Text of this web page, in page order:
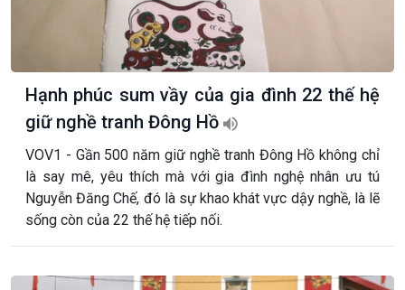
Hạnh phúc sum vầy của gia đình 22 thế hệ
giữ nghề tranh Đông Hồ
VOV1 - Gần 500 năm giữ nghề tranh Đông Hồ không chỉ
là say mê, yêu thích mà với gia đình nghệ nhân ưu tú
Nguyễn Đăng Chế, đó là sự khao khát vực dậy nghề, là lẽ
sống còn của 22 thế hệ tiếp nối.